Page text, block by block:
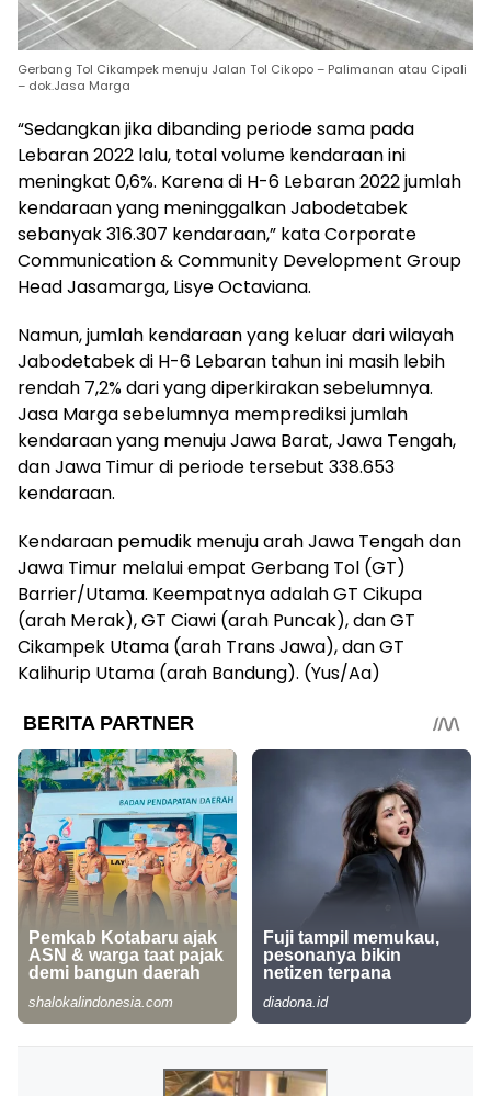
Gerbang Tol Cikampek menuju Jalan Tol Cikopo – Palimanan atau Cipali
– dok.Jasa Marga
“Sedangkan jika dibanding periode sama pada
Lebaran 2022 lalu, total volume kendaraan ini
meningkat 0,6%. Karena di H-6 Lebaran 2022 jumlah
kendaraan yang meninggalkan Jabodetabek
sebanyak 316.307 kendaraan,” kata Corporate
Communication & Community Development Group
Head Jasamarga, Lisye Octaviana.
Namun, jumlah kendaraan yang keluar dari wilayah
Jabodetabek di H-6 Lebaran tahun ini masih lebih
rendah 7,2% dari yang diperkirakan sebelumnya.
Jasa Marga sebelumnya memprediksi jumlah
kendaraan yang menuju Jawa Barat, Jawa Tengah,
dan Jawa Timur di periode tersebut 338.653
kendaraan.
Kendaraan pemudik menuju arah Jawa Tengah dan
Jawa Timur melalui empat Gerbang Tol (GT)
Barrier/Utama. Keempatnya adalah GT Cikupa
(arah Merak), GT Ciawi (arah Puncak), dan GT
Cikampek Utama (arah Trans Jawa), dan GT
Kalihurip Utama (arah Bandung). (Yus/Aa)